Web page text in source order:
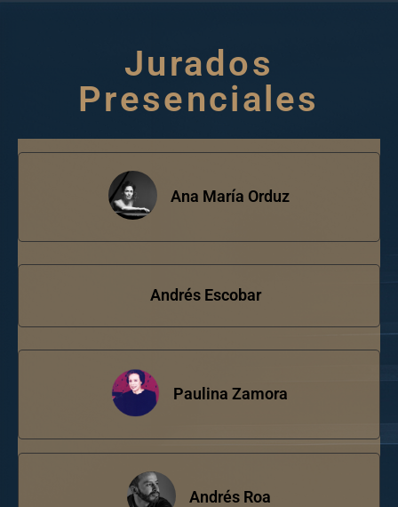
Jurados
Presenciales
Ana María Orduz
Andrés Escobar
Paulina Zamora
Andrés Roa